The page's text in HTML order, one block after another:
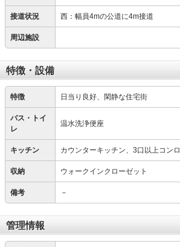
接道状況 西：幅員4mの公道に4m接道
周辺施設
特徴・設備
特徴 日当り良好、閑静な住宅街
バス・トイ
レ
温水洗浄便座
キッチン カウンターキッチン、3口以上コンロ
収納 ウォークインクローゼット
備考 －
管理情報